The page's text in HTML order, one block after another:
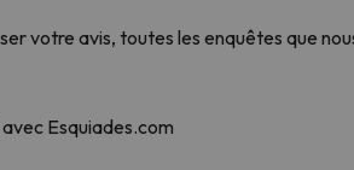
votre avis, toutes les enquêtes que
Esquiades.com